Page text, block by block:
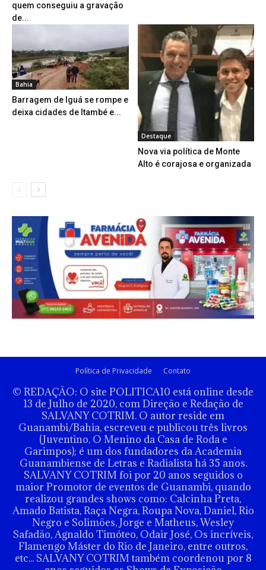
quem conseguiu a gravação
de...
Bahia
Barragem de Iguá se rompe e
deixa cidades de Itambé e...
Destaque
Nova via política de Monte
Alto é corajosa e organizada
Política de Privacidade Contato
© REDAÇÃO: O site POLITICA10 está online desde
13 de Julho de 2020, com Direção e Redação de
SALVANY COTRIM. O autor reside em
Guanambi/Bahia, escreveu e publicou três livros
(Juventino, O Menino da Casa de Roda e
Garimpos); é um dos fundadores da Academia
Guanambiense de Letras e Radialista há 35 anos.
SALVANY COTRIM foi por 20 anos seguidos o
maior Promotor de eventos de Guanambi, quando
realizou grandes shows como: Calcinha Preta,
Amado Batista, Raça Negra, Roupa Nova, Daniel, Rio
Negro e Solimões, Jorge e Matheus, Wesley
Safadão, Agnaldo Timóteo, Odair José, Os incríveis,
Flamengo Máster do Rio de Janeiro, entre outros,
etc... SALVANY COTRIM também coordenou por 8